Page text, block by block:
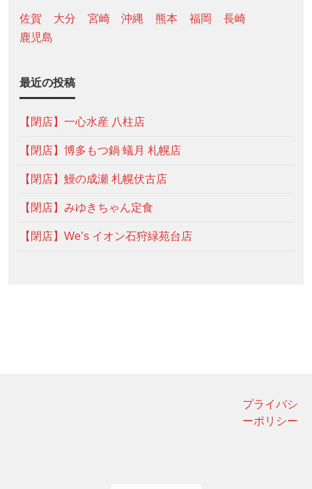
佐賀 大分 宮崎 沖縄 熊本 福岡
長崎
鹿児島
最近の投稿
【閉店】一心水産 八柱店
【閉店】博多もつ鍋 蟻月 札幌店
【閉店】鰻の成瀬 札幌伏古店
【閉店】みゆきちゃん定食
【閉店】We’s イオン石狩緑苑台店
プライバシ
ーポリシー